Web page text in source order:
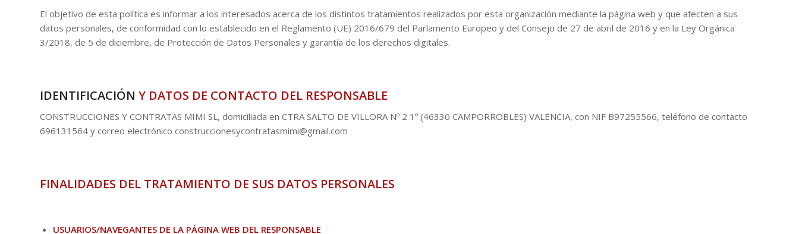
El objetivo de esta política es informar a los interesados acerca de los distintos tratamientos realizados por esta organización mediante la página web y que afecten a sus
datos personales, de conformidad con lo establecido en el Reglamento (UE) 2016/679 del Parlamento Europeo y del Consejo de 27 de abril de 2016 y en la Ley Orgánica
3/2018, de 5 de diciembre, de Protección de Datos Personales y garantía de los derechos digitales.
IDENTIFICACIÓN Y DATOS DE CONTACTO DEL RESPONSABLE
CONSTRUCCIONES Y CONTRATAS MIMI SL, domiciliada en CTRA SALTO DE VILLORA Nº 2 1º (46330 CAMPORROBLES) VALENCIA, con NIF B97255566, teléfono de contacto
696131564 y correo electrónico construccionesycontratasmimi@gmail.com
FINALIDADES DEL TRATAMIENTO DE SUS DATOS PERSONALES
USUARIOS/NAVEGANTES DE LA PÁGINA WEB DEL RESPONSABLE